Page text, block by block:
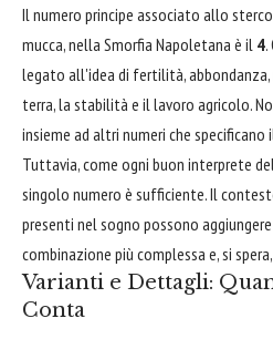
Il numero principe associato allo
mucca, nella Smorfia Napoletana è il 4
legato all'idea di fertilità,
terra, la stabilità e il lavoro agricolo.
insieme ad altri numeri che
Tuttavia, come ogni buon interprete
singolo numero è sufficiente. Il
presenti nel sogno possono
combinazione più complessa e, si
Varianti e Dettagli:
Conta